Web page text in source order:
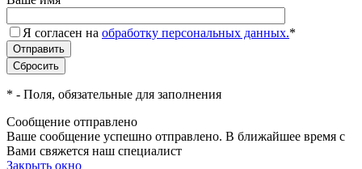
Я согласен на обработку персональных данных.*
* - Поля, обязательные для заполнения
Сообщение отправлено
Ваше сообщение успешно отправлено. В ближайшее время с
Вами свяжется наш специалист
Закрыть окно